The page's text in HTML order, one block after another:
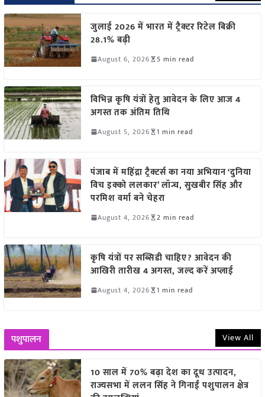
जुलाई 2026 में भारत में ट्रैक्टर रिटेल बिक्री
28.1% बढ़ी
August 6, 2026 5 min read
विभिन्न कृषि यंत्रों हेतु आवेदन के लिए आज 4
अगस्त तक अंतिम तिथि
August 5, 2026 1 min read
पंजाब में महिंद्रा ट्रैक्टर्स का नया अभियान ‘दुनिया
विच इक्को ललकार’ लॉन्च, सुखबीर सिंह और
परमिश वर्मा बने चेहरा
August 4, 2026 2 min read
कृषि यंत्रों पर सब्सिडी चाहिए? आवेदन की
आखिरी तारीख 4 अगस्त, जल्द करें अप्लाई
August 4, 2026 1 min read
पशुपालन View All
10 साल में 70% बढ़ा देश का दूध उत्पादन,
राज्यसभा में ललन सिंह ने गिनाईं पशुपालन क्षेत्र